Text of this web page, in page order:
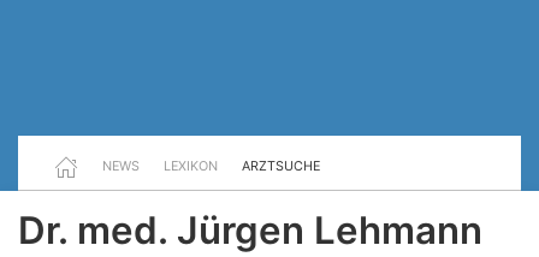
NEWS LEXIKON ARZTSUCHE
Dr. med. Jürgen Lehmann